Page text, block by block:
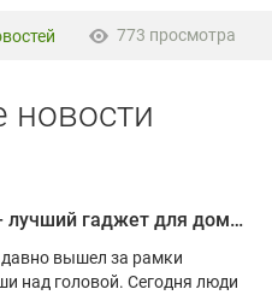
773 просмотра
новости
Почему проектор – лучший гаджет для домика в глэмпинге
вышел за рамки
над головой. Сегодня люди